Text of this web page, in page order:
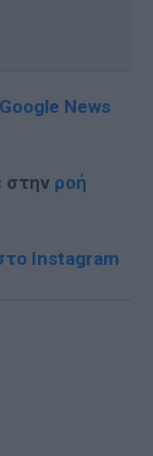
Google News
στην ροή
Instagram